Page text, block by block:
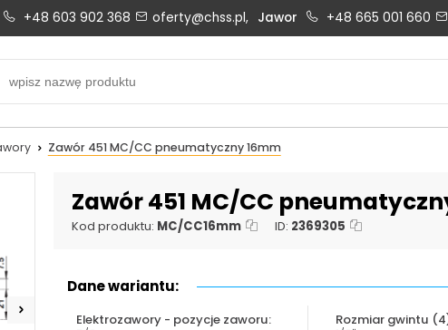
Biuro obsługi klienta:
+48 603 902 368
PN-PT: 6:30 - 16:00
+48 603 902 368
288
+48 669 834 274
+48 603 902 368 oferty@chss.pl, Jawor +48 665 001 660
Zawór 451 MC/CC pneumatyczny 16mm
Zawór 451 MC/CC
Kod produktu: MC/CC16mm ID: 2369305
Dane wariantu:
Elektrozawory - pozycje zaworu:
Rozmiar gwintu